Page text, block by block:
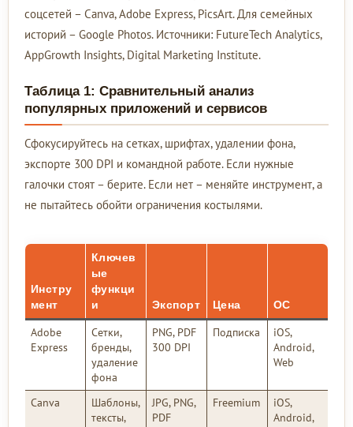
соцсетей – Canva, Adobe Express, PicsArt. Для семейных
историй – Google Photos. Источники: FutureTech Analytics,
AppGrowth Insights, Digital Marketing Institute.
Таблица 1: Сравнительный анализ
популярных приложений и сервисов
Сфокусируйтесь на сетках, шрифтах, удалении фона,
экспорте 300 DPI и командной работе. Если нужные
галочки стоят – берите. Если нет – меняйте инструмент, а
не пытайтесь обойти ограничения костылями.
Инстру
мент
Ключев
ые
функци
и
Экспорт Цена ОС
Adobe
Express
Сетки,
бренды,
удаление
фона
PNG, PDF
300 DPI
Подписка
iOS,
Android,
Web
Canva
Шаблоны,
тексты,
JPG, PNG,
PDF
Freemium
iOS,
Android,